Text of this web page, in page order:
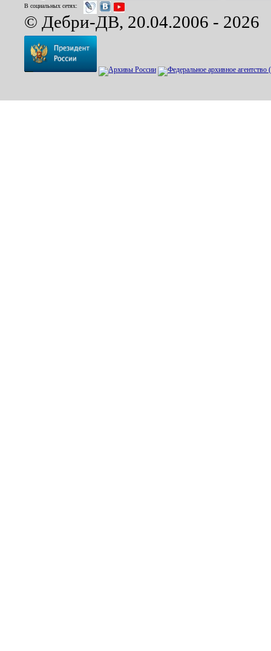
В социальных сетях:
© Дебри-ДВ, 20.04.2006 - 2026